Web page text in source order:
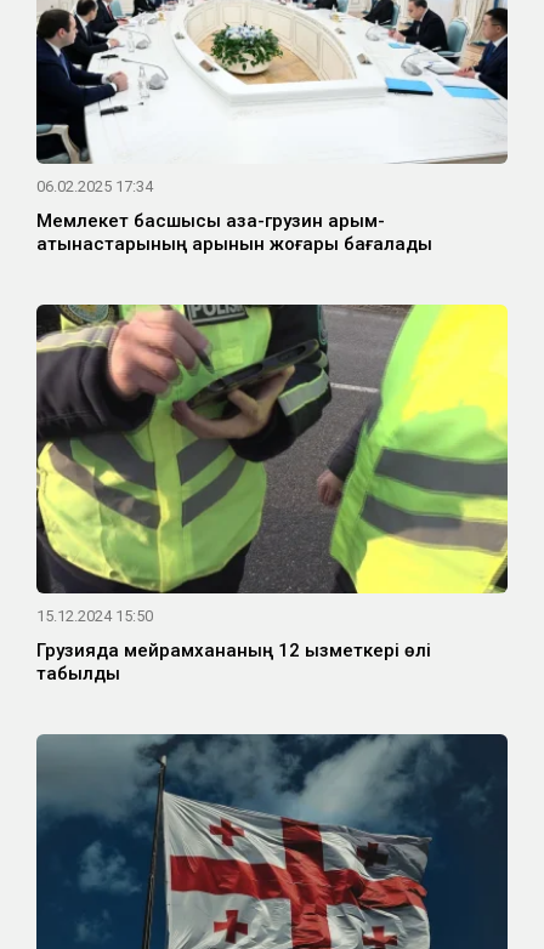
06.02.2025 17:34
Мемлекет басшысы қазақ-грузин қарым-
қатынастарының қарқынын жоғары бағалады
15.12.2024 15:50
Грузияда мейрамхананың 12 қызметкері өлі
табылды